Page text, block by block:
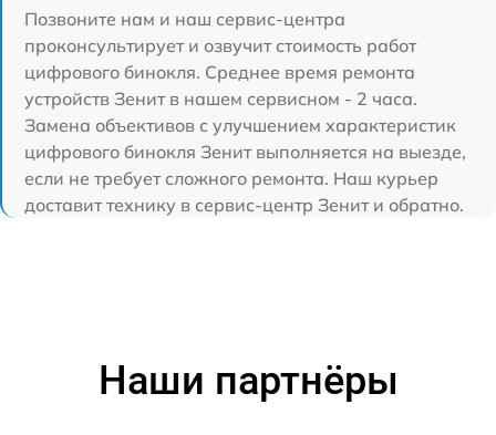
Позвоните нам и наш сервис-центра
проконсультирует и озвучит стоимость работ
цифрового бинокля. Среднее время ремонта
устройств Зенит в нашем сервисном - 2 часа.
Замена объективов с улучшением характеристик
цифрового бинокля Зенит выполняется на выезде,
если не требует сложного ремонта. Наш курьер
доставит технику в сервис-центр Зенит и обратно.
Наши партнёры